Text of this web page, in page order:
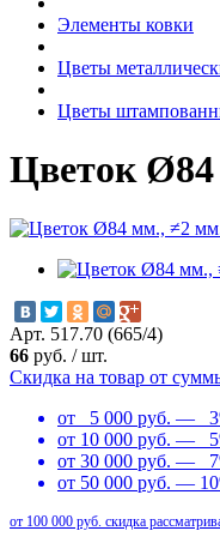
Элементы ковки
Цветы
Цветы
Цветок
Арт. 517.70 (665/4)
66 руб. /шт.
Скидка на товар от
от 5 000 руб. —
от 10 000 руб. —
от 30 000 руб. —
от 50 000 руб. —
от 100 000 руб. скидка